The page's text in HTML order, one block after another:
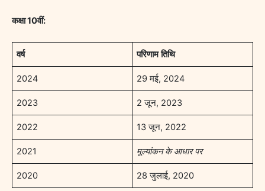
कक्षा 10वीं:
वर्ष परिणाम तिथि
2024 29 मई, 2024
2023 2 जून, 2023
2022 13 जून, 2022
2021 मूल्यांकन के आधार पर
2020 28 जुलाई, 2020